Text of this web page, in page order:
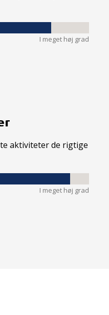
I meget høj grad
aktiviteter de rigtige
I meget høj grad